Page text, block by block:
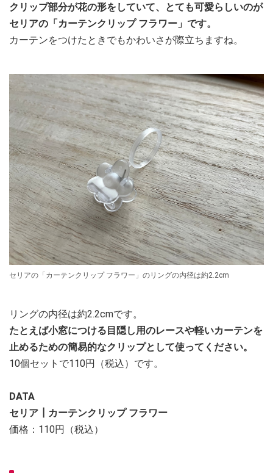
クリップ部分が花の形をしていて、とても可愛らしいのが
セリアの「カーテンクリップ フラワー」です。
カーテンをつけたときでもかわいさが際立ちますね。
セリアの「カーテンクリップ フラワー」のリングの内径は約2.2cm
リングの内径は約2.2cmです。
たとえば小窓につける目隠し用のレースや軽いカーテンを
止めるための簡易的なクリップとして使ってください。
10個セットで110円（税込）です。
DATA
セリア┃カーテンクリップ フラワー
価格：110円（税込）